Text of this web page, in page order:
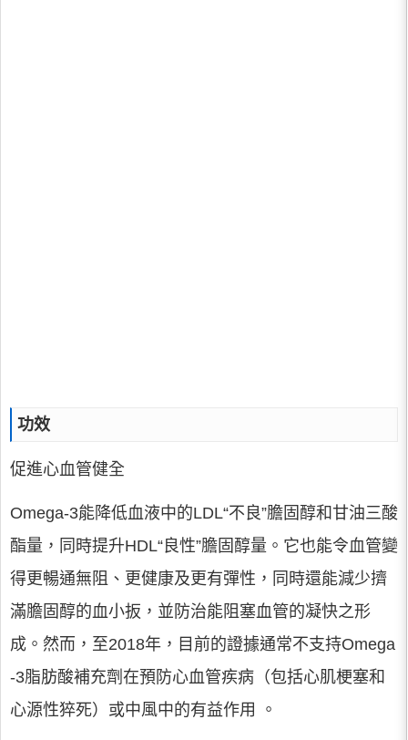
功效
促進心血管健全
Omega-3能降低血液中的LDL“不良”膽固醇和甘油三酸
酯量，同時提升HDL“良性”膽固醇量。它也能令血管變
得更暢通無阻、更健康及更有彈性，同時還能減少擠
滿膽固醇的血小扳，並防治能阻塞血管的凝快之形
成。然而，至2018年，目前的證據通常不支持Omega
-3脂肪酸補充劑在預防心血管疾病（包括心肌梗塞和
心源性猝死）或中風中的有益作用 。